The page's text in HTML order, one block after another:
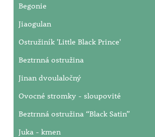
Begonie
Jiaogulan
Ostružiník 'Little Black Prince'
Beztrnná ostružina
Jinan dvoulaločný
Ovocné stromky - sloupovité
Beztrnná ostružina “Black Satin”
Juka - kmen